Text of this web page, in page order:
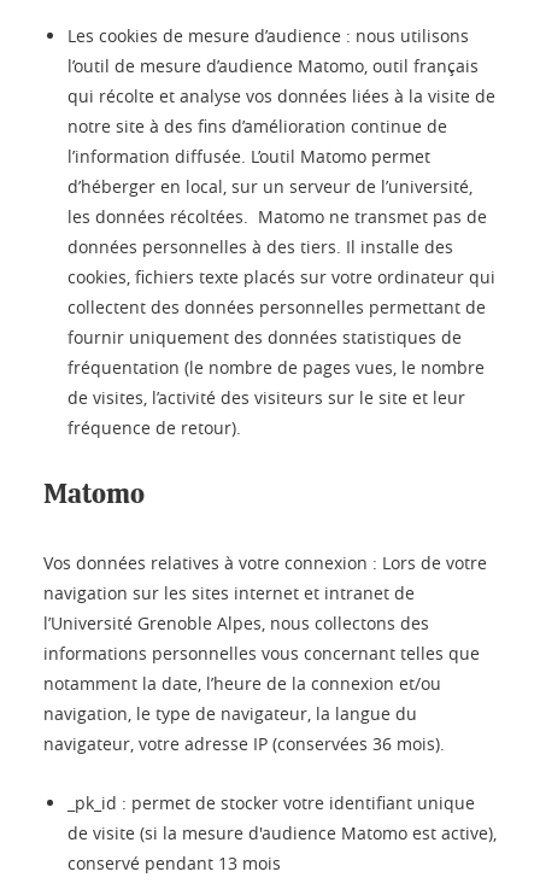
Les cookies de mesure d’audience : nous utilisons
l’outil de mesure d’audience Matomo, outil français
qui récolte et analyse vos données liées à la visite de
notre site à des fins d’amélioration continue de
l’information diffusée. L’outil Matomo permet
d’héberger en local, sur un serveur de l’université,
les données récoltées. Matomo ne transmet pas de
données personnelles à des tiers. Il installe des
cookies, fichiers texte placés sur votre ordinateur qui
collectent des données personnelles permettant de
fournir uniquement des données statistiques de
fréquentation (le nombre de pages vues, le nombre
de visites, l’activité des visiteurs sur le site et leur
fréquence de retour).
Matomo
Vos données relatives à votre connexion : Lors de votre
navigation sur les sites internet et intranet de
l’Université Grenoble Alpes, nous collectons des
informations personnelles vous concernant telles que
notamment la date, l’heure de la connexion et/ou
navigation, le type de navigateur, la langue du
navigateur, votre adresse IP (conservées 36 mois).
_pk_id : permet de stocker votre identifiant unique
de visite (si la mesure d'audience Matomo est active),
conservé pendant 13 mois